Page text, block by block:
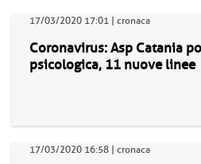
17/03/2020 17:01 | cronaca
Coronavirus: Asp Catania
psicologica, 11 nuove linee
17/03/2020 16:58 | cronaca